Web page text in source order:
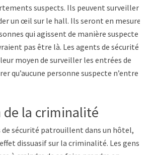
suspects. Ils peuvent surveiller
un œil sur le hall. Ils seront en mesure
qui agissent de manière suspecte
pas être là. Les agents de sécurité
moyen de surveiller les entrées de
qu’aucune personne suspecte n’entre
de la criminalité
de sécurité patrouillent dans un hôtel,
dissuasif sur la criminalité. Les gens